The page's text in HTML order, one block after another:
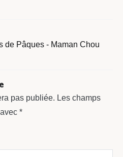
de Pâques - Maman Chou
pas publiée. Les champs
*